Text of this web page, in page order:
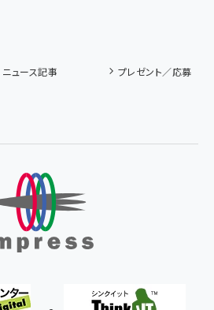
ニュース記事
プレゼント／応募